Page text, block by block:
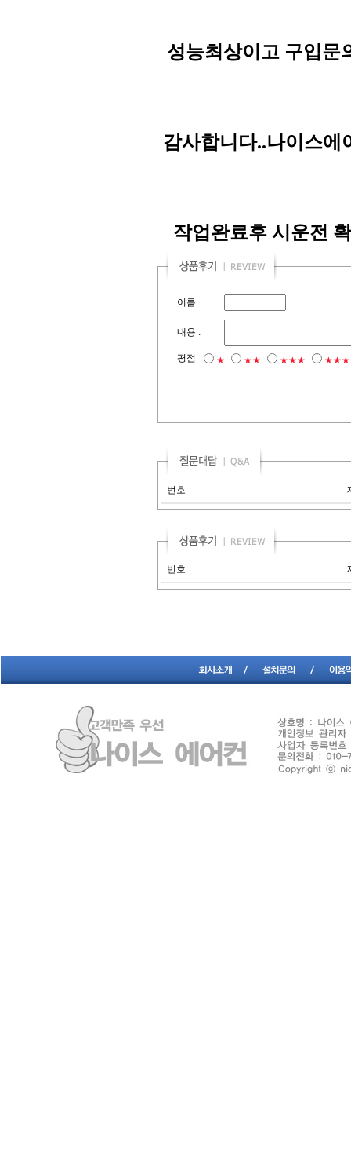
성능최상이고 구입문
감사합니다..나이스
작업완료후 시운전
이름 :
내용 :
평점 ★ ★★ ★★★
번호
번호